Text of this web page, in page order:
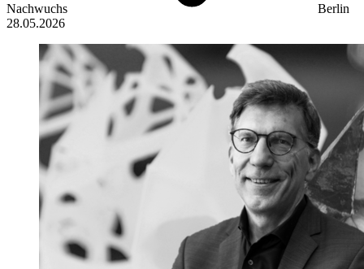
Nachwuchs
Berlin
28.05.2026